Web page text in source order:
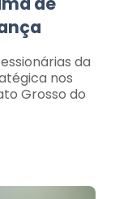
da
nos
Grosso do